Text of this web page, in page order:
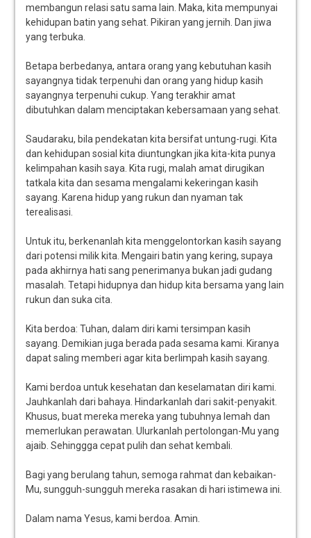
membangun relasi satu sama lain. Maka, kita mempunyai
kehidupan batin yang sehat. Pikiran yang jernih. Dan jiwa
yang terbuka.
Betapa berbedanya, antara orang yang kebutuhan kasih
sayangnya tidak terpenuhi dan orang yang hidup kasih
sayangnya terpenuhi cukup. Yang terakhir amat
dibutuhkan dalam menciptakan kebersamaan yang sehat.
Saudaraku, bila pendekatan kita bersifat untung-rugi. Kita
dan kehidupan sosial kita diuntungkan jika kita-kita punya
kelimpahan kasih saya. Kita rugi, malah amat dirugikan
tatkala kita dan sesama mengalami kekeringan kasih
sayang. Karena hidup yang rukun dan nyaman tak
terealisasi.
Untuk itu, berkenanlah kita menggelontorkan kasih sayang
dari potensi milik kita. Mengairi batin yang kering, supaya
pada akhirnya hati sang penerimanya bukan jadi gudang
masalah. Tetapi hidupnya dan hidup kita bersama yang lain
rukun dan suka cita.
Kita berdoa: Tuhan, dalam diri kami tersimpan kasih
sayang. Demikian juga berada pada sesama kami. Kiranya
dapat saling memberi agar kita berlimpah kasih sayang.
Kami berdoa untuk kesehatan dan keselamatan diri kami.
Jauhkanlah dari bahaya. Hindarkanlah dari sakit-penyakit.
Khusus, buat mereka mereka yang tubuhnya lemah dan
memerlukan perawatan. Ulurkanlah pertolongan-Mu yang
ajaib. Sehinggga cepat pulih dan sehat kembali.
Bagi yang berulang tahun, semoga rahmat dan kebaikan-
Mu, sungguh-sungguh mereka rasakan di hari istimewa ini.
Dalam nama Yesus, kami berdoa. Amin.